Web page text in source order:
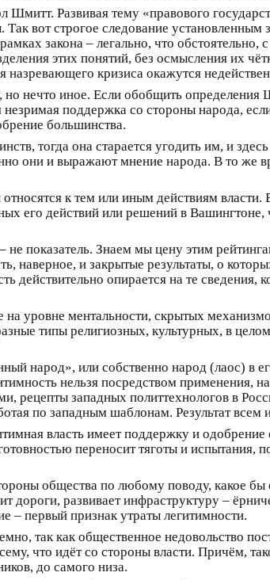
Шмитт. Развивая тему «правового
вот строгое следование
закона – легально, что
этих понятий, без осмысления их
назревающего кризиса окажутся
но нечто иное. Если обобщить
поддержка со стороны народа,
большинства.
тогда она старается угодить им, и
они и выражают мнение народа. В то же
к тем или иным действиям власти.
его действий или решений в
показатель. Знаем мы цену этим
наверное, и закрытые результаты, о
опирается на те сведения,
уровне ментальности, скрытых
типы религиозных, культурных, в
народ», или собственно народ (лаос) в
нельзя посредством применения,
западных политтехнологов в
по западным шаблонам. Результат всем
власть имеет поддержку и
переносит тяготы и испытания,
общества по любому поводу, какое
развивает инфраструктуру –
– первый признак утраты легитимности.
так как общественное недовольство
что идёт со стороны власти. Причём,
до самого низа.